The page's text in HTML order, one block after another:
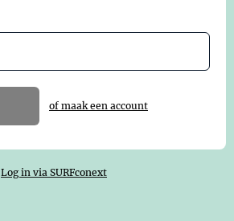
of maak een account
Log in via SURFconext